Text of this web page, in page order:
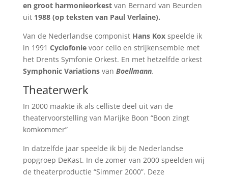
en groot harmonieorkestvan Bernard van Beurden
uit 1988 (op teksten van Paul Verlaine).
Van de Nederlandse componist Hans Koxspeelde ik
in 1991 Cyclofonievoor cello en strijkensemble met
het Drents Symfonie Orkest. En met hetzelfde orkest
Symphonic Variationsvan Boellmann.
Theaterwerk
In 2000 maakte ik als celliste deel uit van de
theatervoorstelling van Marijke Boon “Boon zingt
komkommer”
In datzelfde jaar speelde ik bij de Nederlandse
popgroep DeKast. In de zomer van 2000 speelden wij
de theaterproductie “Simmer 2000”. Deze